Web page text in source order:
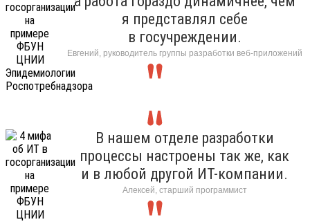
я представлял себе
в госучреждении.
Евгений, руководитель группы разработки веб-приложений
В нашем отделе разработки
процессы настроены так же, как
и в любой другой ИТ-компании.
Алексей, старший программист